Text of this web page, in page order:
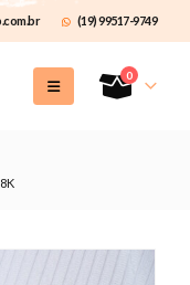
(19) 99517-9749
0